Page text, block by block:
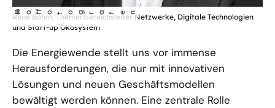
©
Ho f
fotog r
a fen
René Böhm, Themenbereichsleiter Netzwerke, Digitale Technologien
und Start-up Ökosystem
Die Energiewende stellt uns vor immense
Herausforderungen, die nur mit innovativen
Lösungen und neuen Geschäftsmodellen
bewältigt werden können. Eine zentrale Rolle